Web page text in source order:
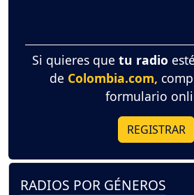
Si quieres que tu radio
de Colombia.com,
formulario
REGISTRAR
RADIOS POR GÉNEROS